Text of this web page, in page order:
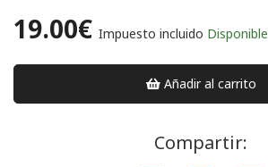
19.00€ Impuesto incluido Disponible
Añadir al carrito
Compartir: